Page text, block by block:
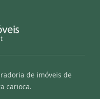
de imóveis de
carioca.